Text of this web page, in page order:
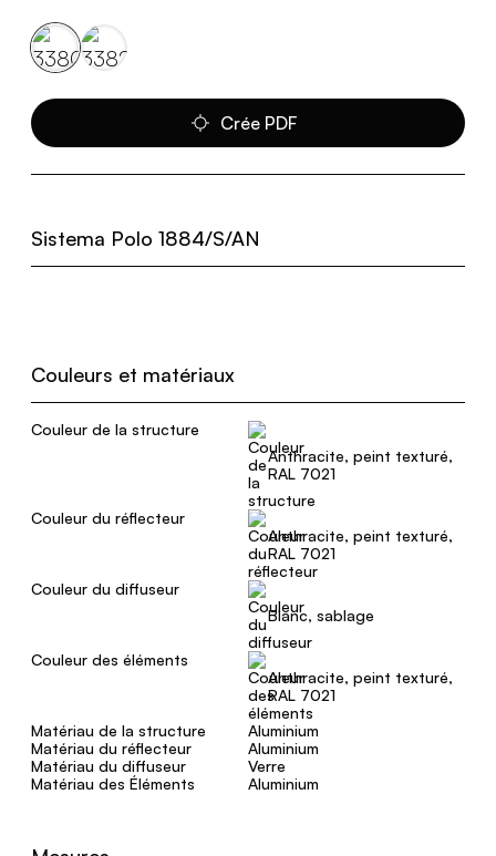
Crée PDF
Sistema Polo 1884/S/AN
Couleurs et matériaux
Couleur de la structure
Anthracite, peint texturé,
RAL 7021
Couleur du réflecteur
Anthracite, peint texturé,
RAL 7021
Couleur du diffuseur
Blanc, sablage
Couleur des éléments
Anthracite, peint texturé,
RAL 7021
Matériau de la structure
Aluminium
Matériau du réflecteur
Aluminium
Matériau du diffuseur
Verre
Matériau des Éléments
Aluminium